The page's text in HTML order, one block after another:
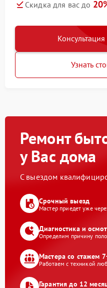
Скидка для вас до
Узнать
Ремонт
у Вас дома
С выездом
Срочный выезд
Мастер приедет уже
Диагностика и
Определим причину
Мастера со стажем
Работаем с техникой
Гарантия до 12